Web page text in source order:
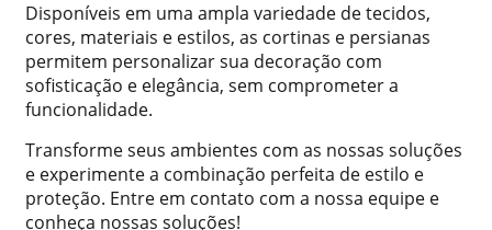
Disponíveis em uma ampla variedade de tecidos,
cores, materiais e estilos, as cortinas e persianas
permitem personalizar sua decoração com
sofisticação e elegância, sem comprometer a
funcionalidade.
Transforme seus ambientes com as nossas soluções
e experimente a combinação perfeita de estilo e
proteção. Entre em contato com a nossa equipe e
conheça nossas soluções!